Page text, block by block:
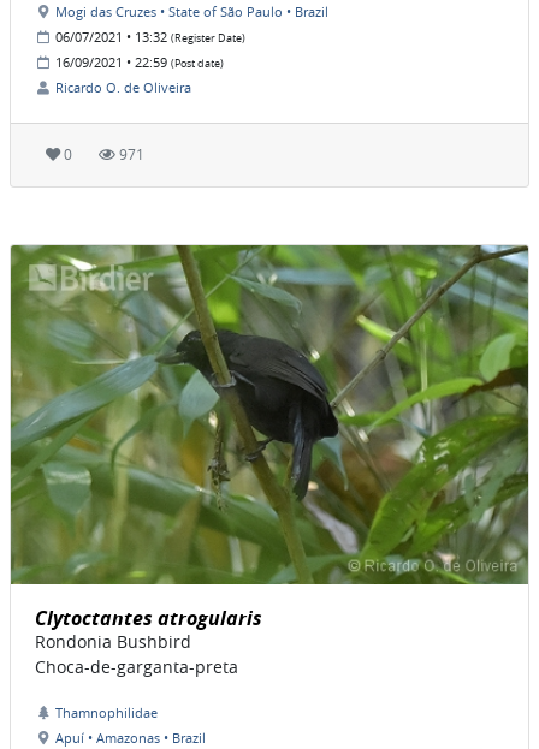
Mogi das Cruzes • State of São Paulo • Brazil
06/07/2021 • 13:32 (Register Date)
16/09/2021 • 22:59 (Post date)
Ricardo O. de Oliveira
0 971
Clytoctantes atrogularis
Rondonia Bushbird
Choca-de-garganta-preta
Thamnophilidae
Apuí • Amazonas • Brazil